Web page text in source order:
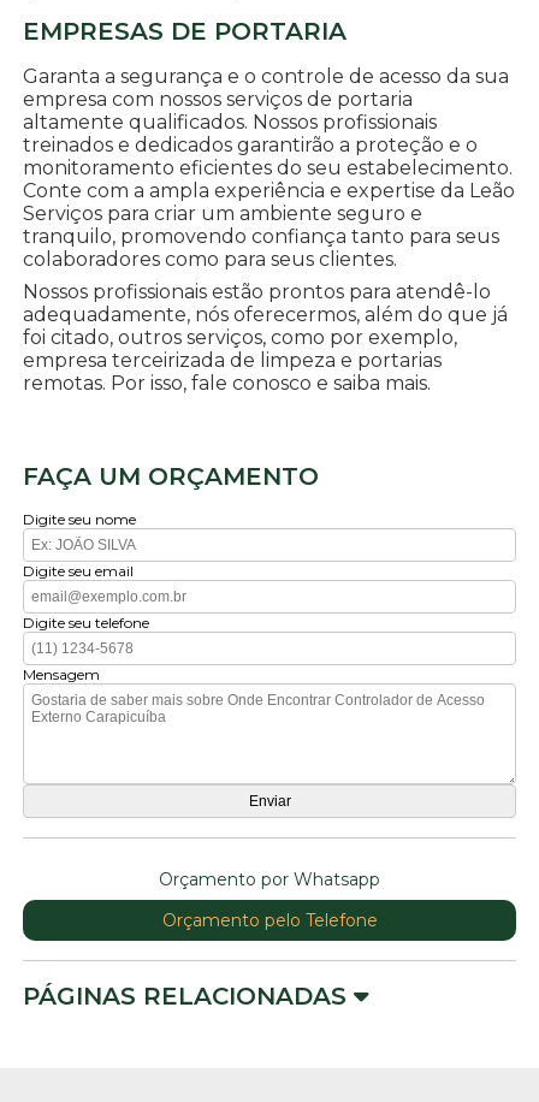
EMPRESAS DE PORTARIA
Garanta a segurança e o controle de acesso da sua
empresa com nossos serviços de portaria
altamente qualificados. Nossos profissionais
treinados e dedicados garantirão a proteção e o
monitoramento eficientes do seu estabelecimento.
Conte com a ampla experiência e expertise da Leão
Serviços para criar um ambiente seguro e
tranquilo, promovendo confiança tanto para seus
colaboradores como para seus clientes.
Nossos profissionais estão prontos para atendê-lo
adequadamente, nós oferecermos, além do que já
foi citado, outros serviços, como por exemplo,
empresa terceirizada de limpeza e portarias
remotas. Por isso, fale conosco e saiba mais.
FAÇA UM ORÇAMENTO
Digite seu nome
Digite seu email
Digite seu telefone
Mensagem
Orçamento por Whatsapp
Orçamento pelo Telefone
PÁGINAS RELACIONADAS